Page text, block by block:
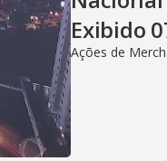
Exibido
Ações de